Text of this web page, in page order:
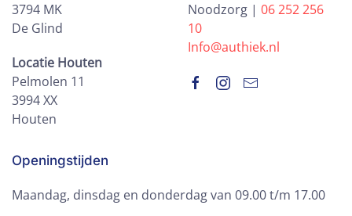
3794 MK
De Glind
Locatie Houten
Pelmolen 11
3994 XX
Houten
Noodzorg | 06 252 256
10
Info@authiek.nl
Openingstijden
Maandag, dinsdag en donderdag van 09.00 t/m 17.00